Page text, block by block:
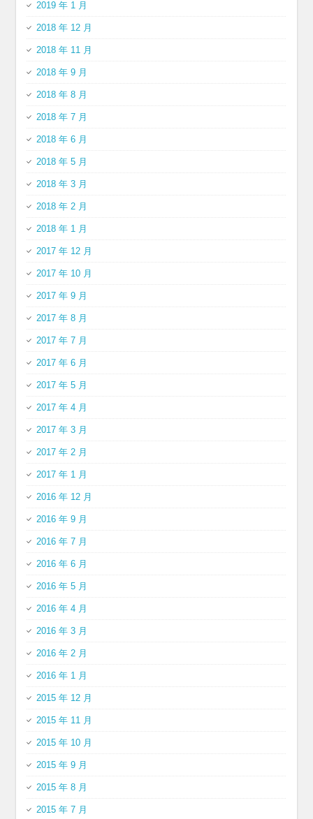
2019 年 1 月
2018 年 12 月
2018 年 11 月
2018 年 9 月
2018 年 8 月
2018 年 7 月
2018 年 6 月
2018 年 5 月
2018 年 3 月
2018 年 2 月
2018 年 1 月
2017 年 12 月
2017 年 10 月
2017 年 9 月
2017 年 8 月
2017 年 7 月
2017 年 6 月
2017 年 5 月
2017 年 4 月
2017 年 3 月
2017 年 2 月
2017 年 1 月
2016 年 12 月
2016 年 9 月
2016 年 7 月
2016 年 6 月
2016 年 5 月
2016 年 4 月
2016 年 3 月
2016 年 2 月
2016 年 1 月
2015 年 12 月
2015 年 11 月
2015 年 10 月
2015 年 9 月
2015 年 8 月
2015 年 7 月